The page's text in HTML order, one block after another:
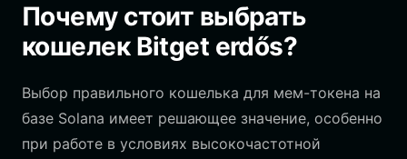
Почему стоит выбрать
кошелек Bitget erdős?
Выбор правильного кошелька для мем-токена на
базе Solana имеет решающее значение, особенно
при работе в условиях высокочастотной